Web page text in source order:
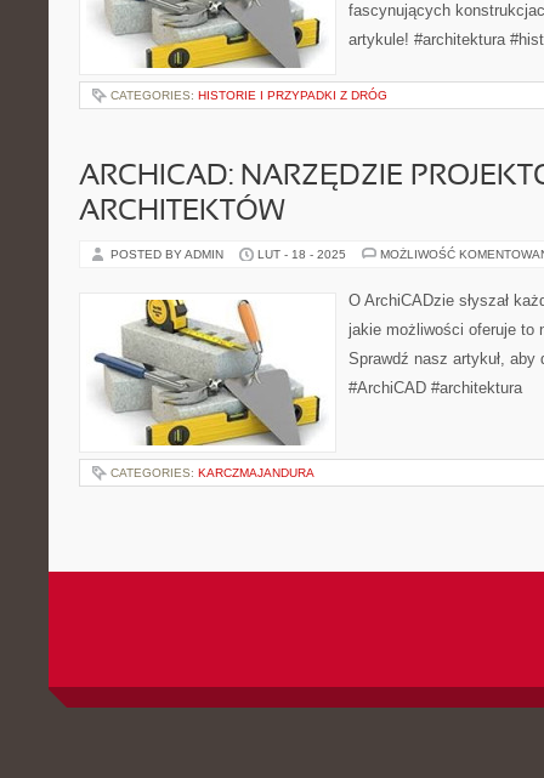
fascynujących
artykule! #architektura
CATEGORIES: HISTORIE I PRZYPADKI Z DRÓG
ARCHICAD: NARZĘDZIE
ARCHITEKTÓW
POSTED BY ADMIN LUT - 18 - 2025 MOŻLIWOŚĆ
O ArchiCADzie słyszał
jakie możliwości oferuje to
Sprawdź nasz artykuł,
#ArchiCAD #architektura
CATEGORIES: KARCZMAJANDURA